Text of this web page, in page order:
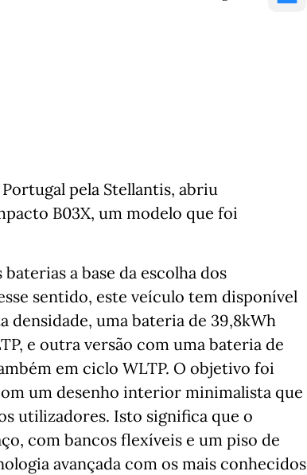
pela Stellantis, abriu
B03X, um modelo que foi
a base da escolha dos
sentido, este veículo tem disponível
densidade, uma bateria de 39,8kWh
e outra versão com uma bateria de
em ciclo WLTP. O objetivo foi
um desenho interior minimalista que
utilizadores. Isto significa que o
com bancos flexíveis e um piso de
avançada com os mais conhecidos